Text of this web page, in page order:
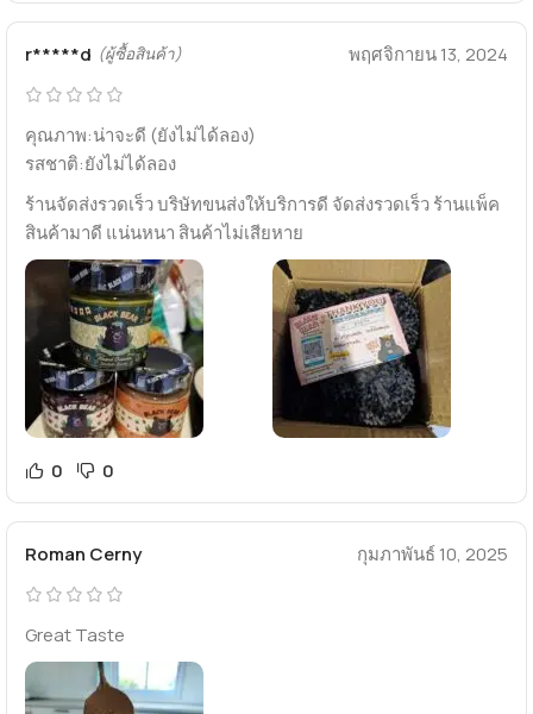
r*****d (ผู้ซื้อสินค้า) พฤศจิกายน 13, 2024
คุณภาพ:น่าจะดี (ยังไม่ได้ลอง)
รสชาติ:ยังไม่ได้ลอง
ร้านจัดส่งรวดเร็ว บริษัทขนส่งให้บริการดี จัดส่งรวดเร็ว ร้านแพ็ค
สินค้ามาดี แน่นหนา สินค้าไม่เสียหาย
0 0
Roman Cerny กุมภาพันธ์ 10, 2025
Great Taste